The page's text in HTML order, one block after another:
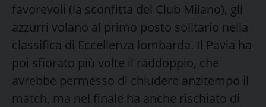
favorevoli (la sconfitta del Club Milano), gli
azzurri volano al primo posto solitario nella
classifica di Eccellenza lombarda. Il Pavia ha
poi sfiorato più volte il raddoppio, che
avrebbe permesso di chiudere anzitempo il
match, ma nel finale ha anche rischiato di